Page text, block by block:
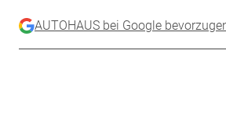
AUTOHAUS bei Google